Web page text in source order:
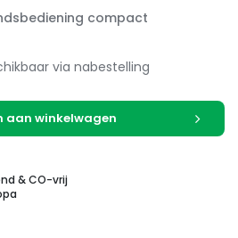
compact
via nabestelling
aan winkelwagen
& CO-vrij